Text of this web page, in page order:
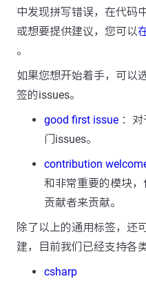
中发现拼写错误，在代码
或想要提供建议，您可以
。
如果您想开始着手，可以
签的issues。
good first issue ：
门issues。
contribution
和非常重要的模块
贡献者来贡献。
除了以上的通用标签，还
建，目前我们已经支持各
csharp